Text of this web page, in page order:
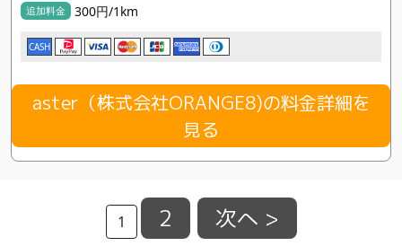
追加料金 300円/1km
CASH
aster（株式会社ORANGE8)の料金詳細を
見る
1 2 次へ >